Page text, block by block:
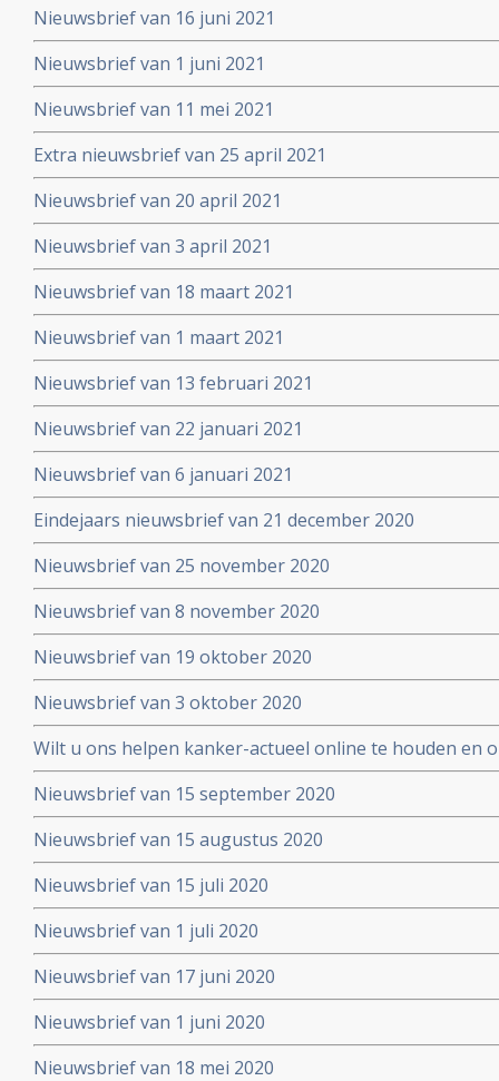
Nieuwsbrief van 16 juni 2021
Nieuwsbrief van 1 juni 2021
Nieuwsbrief van 11 mei 2021
Extra nieuwsbrief van 25 april 2021
Nieuwsbrief van 20 april 2021
Nieuwsbrief van 3 april 2021
Nieuwsbrief van 18 maart 2021
Nieuwsbrief van 1 maart 2021
Nieuwsbrief van 13 februari 2021
Nieuwsbrief van 22 januari 2021
Nieuwsbrief van 6 januari 2021
Eindejaars nieuwsbrief van 21 december 2020
Nieuwsbrief van 25 november 2020
Nieuwsbrief van 8 november 2020
Nieuwsbrief van 19 oktober 2020
Nieuwsbrief van 3 oktober 2020
Wilt u ons helpen kanker-actueel online te houden en
extra donatie aub?
Nieuwsbrief van 15 september 2020
Nieuwsbrief van 15 augustus 2020
Nieuwsbrief van 15 juli 2020
Nieuwsbrief van 1 juli 2020
Nieuwsbrief van 17 juni 2020
Nieuwsbrief van 1 juni 2020
Nieuwsbrief van 18 mei 2020